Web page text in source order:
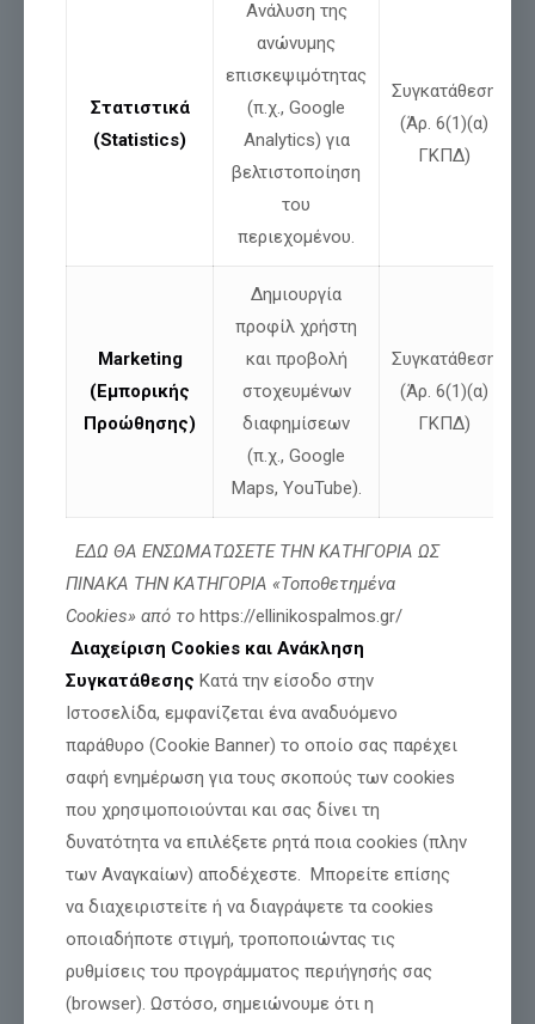
Σχετικές αναρτήσεις
Νίκος Παπαδόπουλος: Δήλωση για ψευδές
δημοσίευμα και αποκατάσταση της
αλήθειας
Διαβάστε περισσότερα
Στατιστικά
(Statistics)
Ανάλυση της
ανώνυμης
επισκεψιμότητας
(π.χ., Google
Analytics) για
βελτιστοποίηση
του
περιεχομένου.
Συγκατάθεση
(Άρ. 6(1)(α)
ΓΚΠΔ)
Marketing
(Εμπορικής
Προώθησης)
Δημιουργία
προφίλ χρήστη
και προβολή
στοχευμένων
διαφημίσεων
(π.χ., Google
Maps, YouTube).
Συγκατάθεση
(Άρ. 6(1)(α)
ΓΚΠΔ)
ΕΔΩ ΘΑ ΕΝΣΩΜΑΤΩΣΕΤΕ ΤΗΝ ΚΑΤΗΓΟΡΙΑ ΩΣ
ΠΙΝΑΚΑ ΤΗΝ ΚΑΤΗΓΟΡΙΑ «Τοποθετημένα
Cookies» από το https://ellinikospalmos.gr/
Διαχείριση Cookies και Ανάκληση
Συγκατάθεσης Κατά την είσοδο στην
Ιστοσελίδα, εμφανίζεται ένα αναδυόμενο
παράθυρο (Cookie Banner) το οποίο σας παρέχει
σαφή ενημέρωση για τους σκοπούς των cookies
που χρησιμοποιούνται και σας δίνει τη
δυνατότητα να επιλέξετε ρητά ποια cookies (πλην
των Αναγκαίων) αποδέχεστε. Μπορείτε επίσης
να διαχειριστείτε ή να διαγράψετε τα cookies
οποιαδήποτε στιγμή, τροποποιώντας τις
ρυθμίσεις του προγράμματος περιήγησής σας
(browser). Ωστόσο, σημειώνουμε ότι η